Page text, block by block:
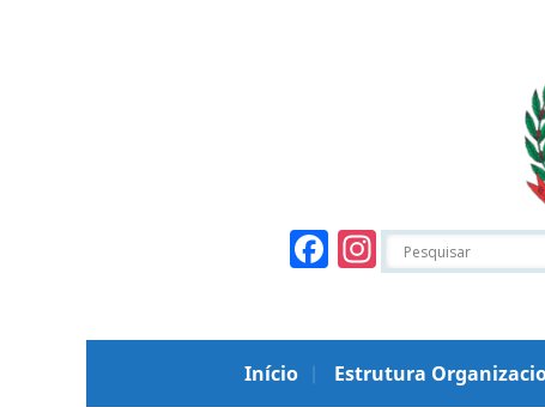
Facebook
Início Estrutura